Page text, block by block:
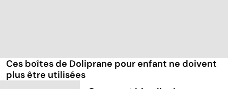
Ces boîtes de Doliprane pour enfant ne doivent
plus être utilisées